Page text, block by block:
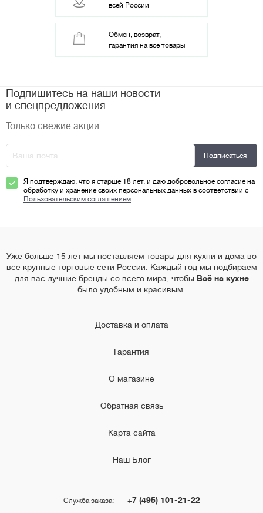
всей России
Обмен, возврат,
гарантия на все товары
Подпишитесь на наши новости
и спецпредложения
Только свежие акции
Я подтверждаю, что я старше 18 лет, и даю добровольное согласие на
обработку и хранение своих персональных данных в соответствии с
Пользовательским соглашением.
Уже больше 15 лет мы поставляем товары для кухни и дома во
все крупные торговые сети России. Каждый год мы подбираем
для вас лучшие бренды со всего мира, чтобы Всё на кухне
было удобным и красивым.
Доставка и оплата
Гарантия
О магазине
Обратная связь
Карта сайта
Наш Блог
Служба заказа: +7 (495) 101-21-22